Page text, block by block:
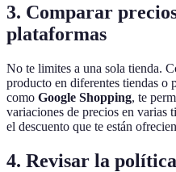
3. Comparar
plataformas
No te limites a una sola tienda.
producto en diferentes tiendas o
como Google Shopping, te
variaciones de precios en varias
el descuento que te están
4. Revisar la